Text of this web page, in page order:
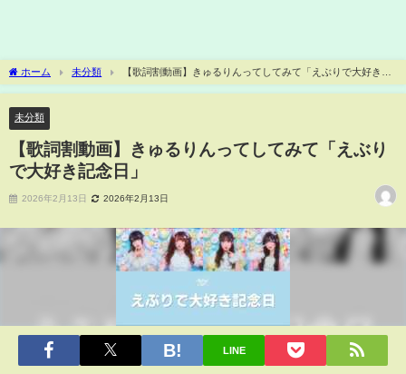
ホーム 未分類
【歌詞割動画】きゅるりんってしてみて「えぶりで大好き記
念日」
未分類
【歌詞割動画】きゅるりんってしてみて「えぶり
で大好き記念日」
2026年2月13日 2026年2月13日
LINE